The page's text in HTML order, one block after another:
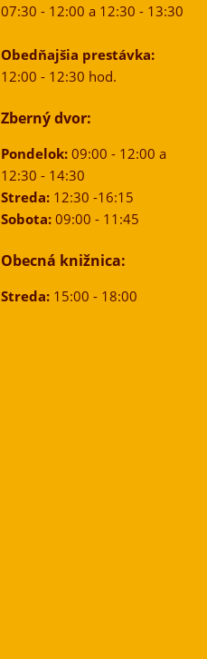
07:30 - 12:00 a 12:30 - 13:30
Obedňajšia prestávka:
12:00 - 12:30 hod.
Zberný dvor:
Pondelok:09:00 - 12:00 a
12:30 - 14:30
Streda:12:30 -16:15
Sobota:09:00 - 11:45
Obecná knižnica:
Streda:15:00 - 18:00